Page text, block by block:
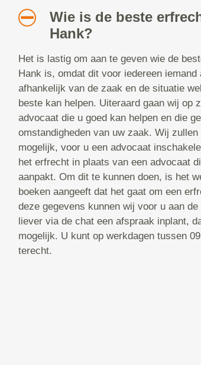
Wie is de beste
Hank?
Het is lastig om aan te geven wie de
Hank is, omdat dit voor iedereen
afhankelijk van de zaak en de situatie
beste kan helpen. Uiteraard gaan wij op
advocaat die u goed kan helpen en die
omstandigheden van uw zaak. Wij
mogelijk, voor u een advocaat
het erfrecht in plaats van een advocaat
aanpakt. Om dit te kunnen doen, is het
boeken aangeeft dat het gaat om een
deze gegevens kunnen wij voor u aan
liever via de chat een afspraak inplant,
mogelijk. U kunt op werkdagen tussen
terecht.